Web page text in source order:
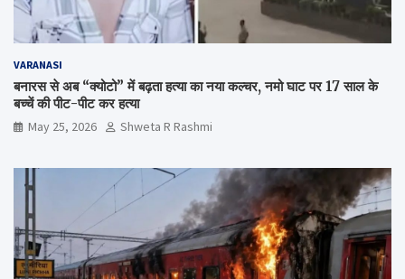
VARANASI
बनारस से अब “क्योटो” में बढ़ता हत्या का नया कल्चर, नमो घाट पर 17 साल के
बच्चें की पीट-पीट कर हत्या
May 25, 2026 Shweta R Rashmi